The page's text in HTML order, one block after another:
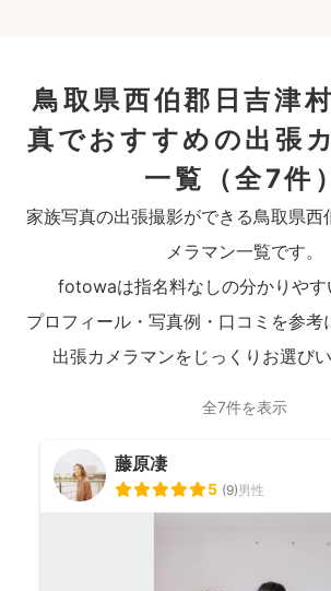
鳥取県西伯郡日吉津
真でおすすめの出張
一覧
（全7件）
家族写真の出張撮影ができる鳥取県西
メラマン一覧です。
fotowaは指名料なしの分かりやす
プロフィール・写真例・口コミを参考
出張カメラマンをじっくりお選びい
全7件を表示
藤原凄
5 (9)男性